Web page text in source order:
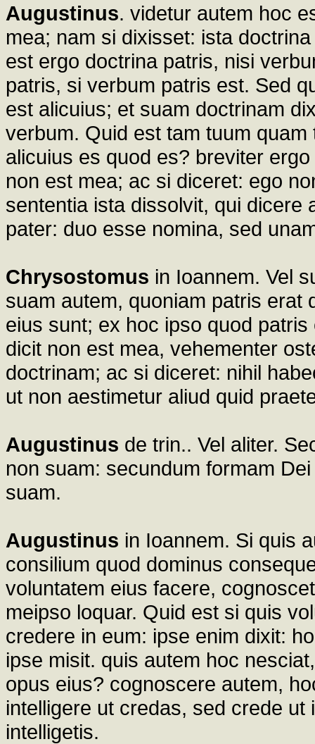
Augustinus. videtur autem hoc
mea; nam si dixisset: ista
est ergo doctrina patris, nisi
patris, si verbum patris est. Sed
est alicuius; et suam doctrinam
verbum. Quid est tam tuum
alicuius es quod es? breviter
non est mea; ac si diceret: ego
sententia ista dissolvit, qui dicere
pater: duo esse nomina, sed
Chrysostomus in Ioannem. Vel
suam autem, quoniam patris erat
eius sunt; ex hoc ipso quod
dicit non est mea, vehementer
doctrinam; ac si diceret: nihil
ut non aestimetur aliud quid
Augustinus de trin.. Vel aliter.
non suam: secundum formam
suam.
Augustinus in Ioannem. Si quis
consilium quod dominus
voluntatem eius facere,
meipso loquar. Quid est si quis
credere in eum: ipse enim dixit:
ipse misit. quis autem hoc
opus eius? cognoscere autem,
intelligere ut credas, sed crede
intelligetis.